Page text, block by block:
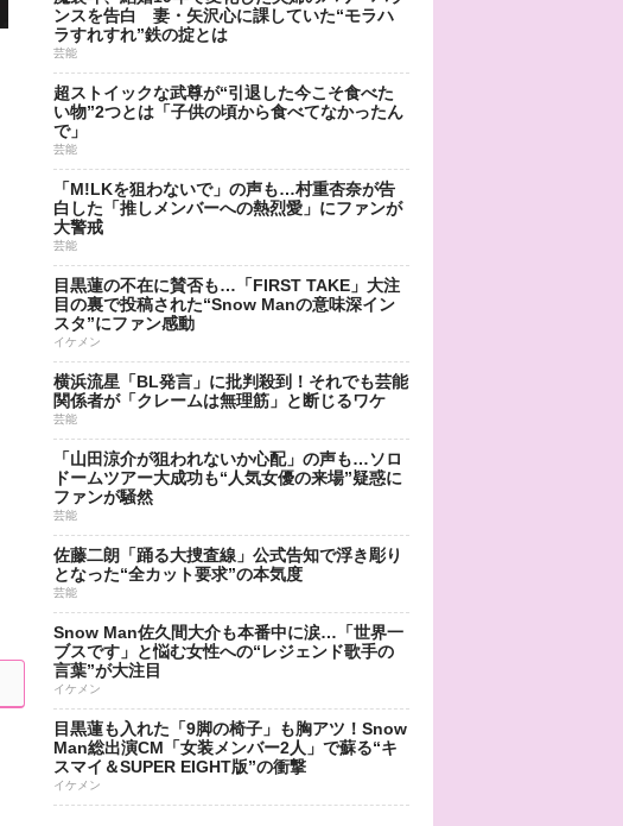
ンスを告白 妻・矢沢心に課していた“モラハ
ラすれすれ”鉄の掟とは
芸能
超ストイックな武尊が“引退した今こそ食べた
い物”2つとは「子供の頃から食べてなかったん
で」
芸能
「M!LKを狙わないで」の声も…村重杏奈が告
白した「推しメンバーへの熱烈愛」にファンが
大警戒
芸能
目黒蓮の不在に賛否も…「FIRST TAKE」大注
目の裏で投稿された“Snow Manの意味深イン
スタ”にファン感動
イケメン
横浜流星「BL発言」に批判殺到！それでも芸能
関係者が「クレームは無理筋」と断じるワケ
芸能
「山田涼介が狙われないか心配」の声も…ソロ
ドームツアー大成功も“人気女優の来場”疑惑に
ファンが騒然
芸能
佐藤二朗「踊る大捜査線」公式告知で浮き彫り
となった“全カット要求”の本気度
芸能
Snow Man佐久間大介も本番中に涙…「世界一
ブスです」と悩む女性への“レジェンド歌手の
言葉”が大注目
イケメン
目黒蓮も入れた「9脚の椅子」も胸アツ！Snow
Man総出演CM「女装メンバー2人」で蘇る“キ
スマイ＆SUPER EIGHT版”の衝撃
イケメン